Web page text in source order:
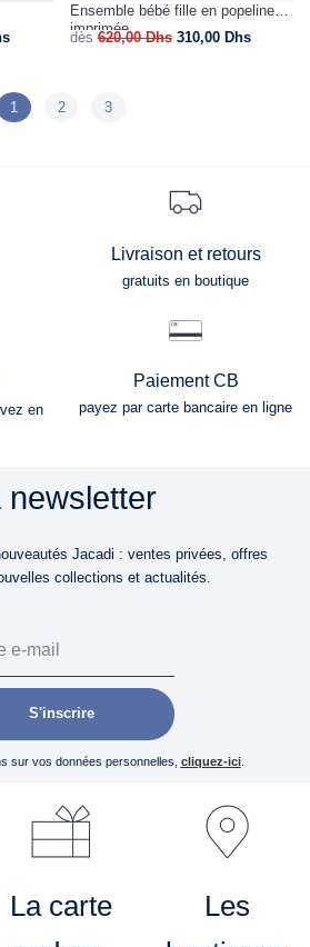
Ensemble bébé fille en popeline
imprimée
dès 620,00Dhs 310,00 Dhs
1 2 3
Livraison et retours
gratuits en boutique
en
Paiement CB
payez par carte bancaire en ligne
newsletter
Jacadi : ventes privées, offres
collections et actualités.
S'inscrire
sur vos données personnelles, cliquez-ici.
La carte
Les